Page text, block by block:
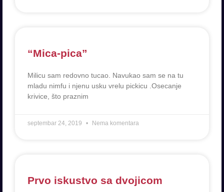
“Mica-pica”
Milicu sam redovno tucao. Navukao sam se na tu
mladu nimfu i njenu usku vrelu pickicu .Osecanje
krivice, što praznim
septembar 24, 2019 Nema komentara
Prvo iskustvo sa dvojicom